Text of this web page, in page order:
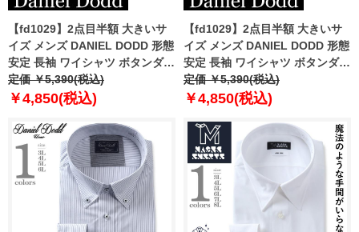
【fd1029】2点目半額 大きいサ
イズ メンズ DANIEL DODD 形態
安定 長袖 ワイシャツ ボタンダウ
ン eadn87-75
定価 ￥5,390(税込)
￥4,850(税込)
【fd1029】2点目半額 大きいサ
イズ メンズ DANIEL DODD 形態
安定 長袖 ワイシャツ ボタンダウ
ン eadn87-76
定価 ￥5,390(税込)
￥4,850(税込)